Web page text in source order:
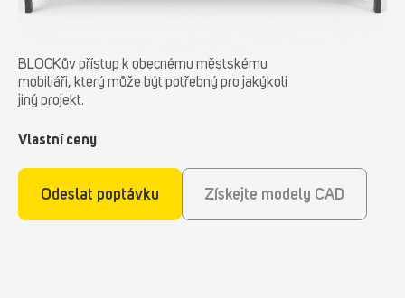
BLOCKův přístup k obecnému městskému
mobiliáři, který může být potřebný pro jakýkoli
jiný projekt.
Vlastní ceny
Odeslat poptávku Získejte modely CAD